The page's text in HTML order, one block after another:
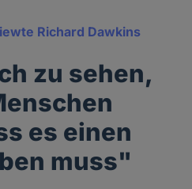
Richard Dawkins
zu sehen,
es einen
muss"